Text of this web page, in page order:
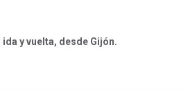
y vuelta, desde Gijón.